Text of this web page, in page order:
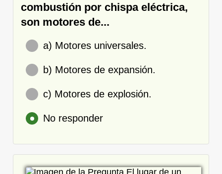
combustión por chispa eléctrica,
son motores de...
a) Motores universales.
b) Motores de expansión.
c) Motores de explosión.
No responder